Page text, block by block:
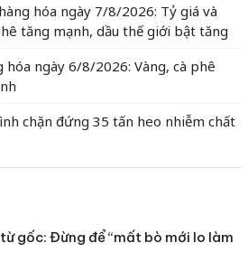
hóa ngày 7/8/2026: Tỷ giá và
tăng mạnh, dầu thế giới bật tăng
hóa ngày 6/8/2026: Vàng, cà phê
chặn đứng 35 tấn heo nhiễm chất
gốc: Đừng để “mất bò mới lo làm